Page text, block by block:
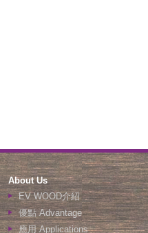
About Us
EV WOOD介紹
優點 Advantage
應用 Applications